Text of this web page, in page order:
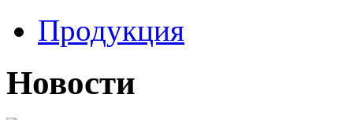
Продукция
Новости